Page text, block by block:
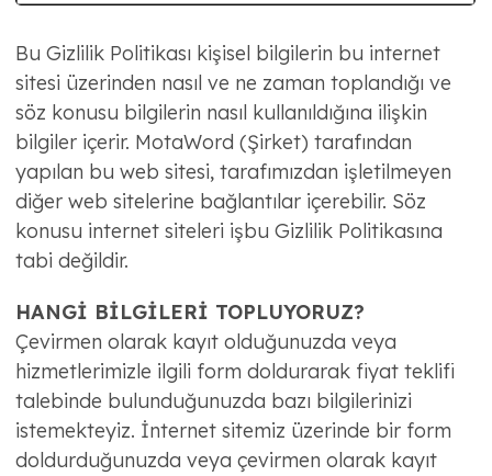
Bu Gizlilik Politikası kişisel bilgilerin bu internet
sitesi üzerinden nasıl ve ne zaman toplandığı ve
söz konusu bilgilerin nasıl kullanıldığına ilişkin
bilgiler içerir. MotaWord (Şirket) tarafından
yapılan bu web sitesi, tarafımızdan işletilmeyen
diğer web sitelerine bağlantılar içerebilir. Söz
konusu internet siteleri işbu Gizlilik Politikasına
tabi değildir.
HANGİ BİLGİLERİ TOPLUYORUZ?
Çevirmen olarak kayıt olduğunuzda veya
hizmetlerimizle ilgili form doldurarak fiyat teklifi
talebinde bulunduğunuzda bazı bilgilerinizi
istemekteyiz. İnternet sitemiz üzerinde bir form
doldurduğunuzda veya çevirmen olarak kayıt